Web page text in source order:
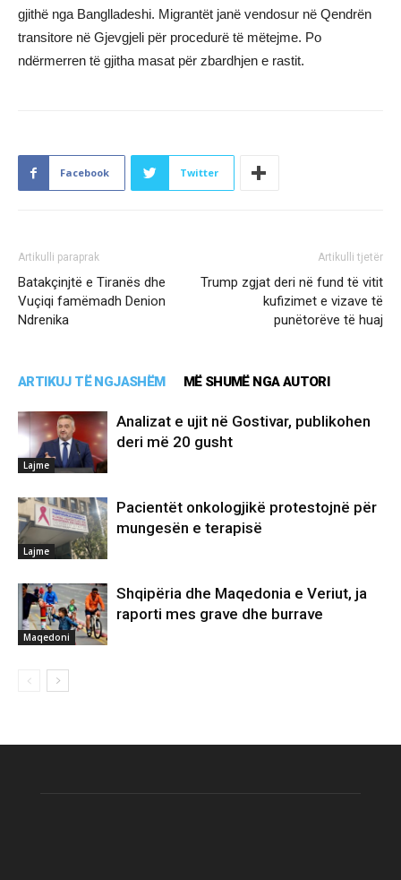
gjithë nga Banglladeshi. Migrantët janë vendosur në Qendrën
transitore në Gjevgjeli për procedurë të mëtejme. Po
ndërmerren të gjitha masat për zbardhjen e rastit.
Facebook Twitter
Artikulli paraprak
Batakçinjtë e Tiranës dhe
Vuçiqi famëmadh Denion
Ndrenika
Artikulli tjetër
Trump zgjat deri në fund të vitit
kufizimet e vizave të
punëtorëve të huaj
ARTIKUJ TË NGJASHËM MË SHUMË NGA AUTORI
Lajme
Analizat e ujit në Gostivar, publikohen
deri më 20 gusht
Lajme
Pacientët onkologjikë protestojnë për
mungesën e terapisë
Maqedoni
Shqipëria dhe Maqedonia e Veriut, ja
raporti mes grave dhe burrave